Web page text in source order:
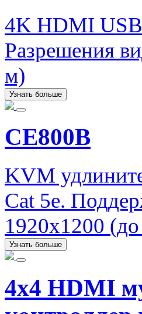
4K HDMI USB
Разрешения
м)
Узнать больше
CE800B
KVM
Cat 5e.
1920x1200
Узнать больше
4x4 HDMI